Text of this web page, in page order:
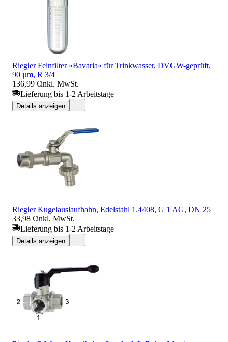
Riegler Feinfilter »Bavaria« für Trinkwasser, DVGW-geprüft,
90 µm, R 3/4
136,99 €inkl. MwSt.
Lieferung bis 1-2 Arbeitstage
Details anzeigen
Riegler Kugelauslaufhahn, Edelstahl 1.4408, G 1 AG, DN 25
33,98 €inkl. MwSt.
Lieferung bis 1-2 Arbeitstage
Details anzeigen